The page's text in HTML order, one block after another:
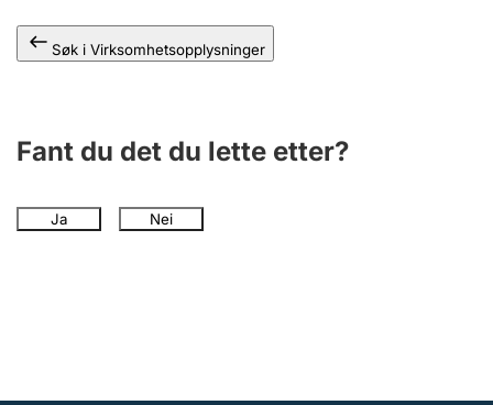
Søk i Virksomhetsopplysninger
Fant du det du lette etter?
Ja Nei